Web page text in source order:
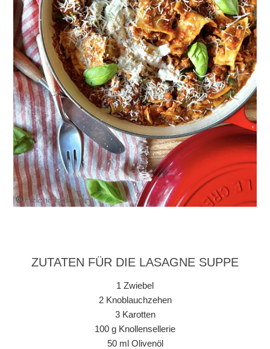
ZUTATEN FÜR DIE LASAGNE SUPPE
1 Zwiebel
2 Knoblauchzehen
3 Karotten
100 g Knollensellerie
50 ml Olivenöl